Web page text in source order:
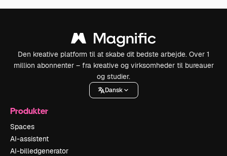
Den kreative platform til at skabe dit bedste arbejde. Over 1
million abonnenter – fra kreative og virksomheder til bureauer
og studier.
Dansk
Produkter
Spaces
AI-assistent
AI-billedgenerator